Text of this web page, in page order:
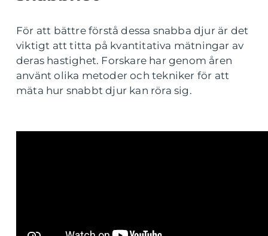
För att bättre förstå dessa snabba djur är det
viktigt att titta på kvantitativa mätningar av
deras hastighet. Forskare har genom åren
använt olika metoder och tekniker för att
mäta hur snabbt djur kan röra sig.